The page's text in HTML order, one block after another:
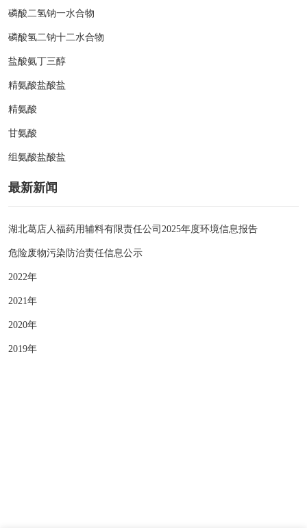
磷酸二氢钠一水合物
磷酸氢二钠十二水合物
盐酸氨丁三醇
精氨酸盐酸盐
精氨酸
甘氨酸
组氨酸盐酸盐
最新新闻
湖北葛店人福药用辅料有限责任公司2025年度环境信息报告
危险废物污染防治责任信息公示
2022年
2021年
2020年
2019年